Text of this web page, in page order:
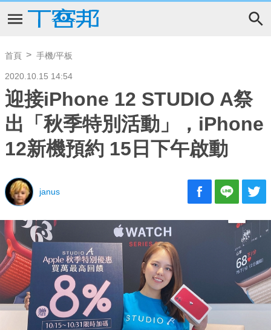
首頁 手機/平板
2020.10.15 14:54
迎接iPhone 12 STUDIO A祭
出「秋季特別活動」，iPhone
12新機預約 15日下午啟動
janus